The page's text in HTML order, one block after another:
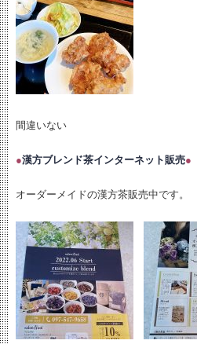
間違いない
●漢方ブレンド茶インターネット販売●
オーダーメイドの漢方茶販売中です。